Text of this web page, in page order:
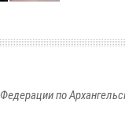
по